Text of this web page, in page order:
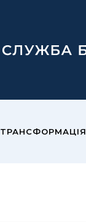
ТРАНСФОРМАЦІЯ